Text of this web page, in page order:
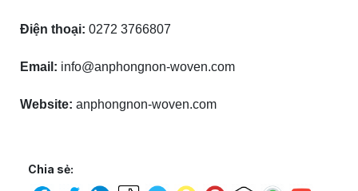
Điện thoại: 0272 3766807
Email: info@anphongnon-woven.com
Website: anphongnon-woven.com
Chia sẻ: